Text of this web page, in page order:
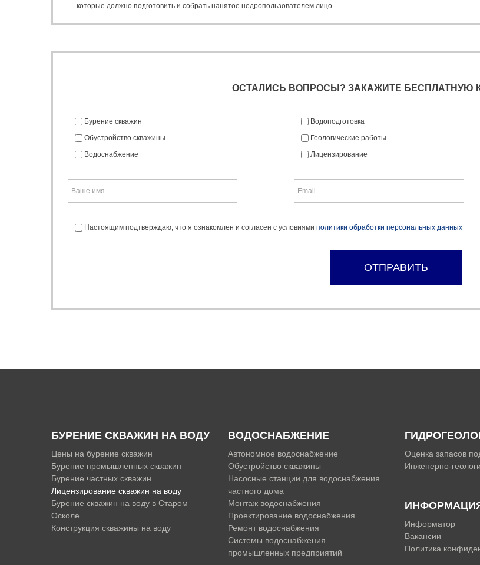
которые должно подготовить и собрать нанятое недропользователем лицо.
ОСТАЛИСЬ ВОПРОСЫ? ЗАКАЖИТЕ БЕСПЛАТНУЮ
Бурение скважин
Обустройство скважины
Водоснабжение
Водоподготовка
Геологические работы
Лицензирование
Настоящим подтверждаю, что я ознакомлен и согласен с условиями политики обработки персональных данных
БУРЕНИЕ СКВАЖИН НА ВОДУ
Цены на бурение скважин
Бурение промышленных скважин
Бурение частных скважин
Лицензирование скважин на воду
Бурение скважин на воду в Старом
Осколе
Конструкция скважины на воду
ВОДОСНАБЖЕНИЕ
Автономное водоснабжение
Обустройство скважины
Насосные станции для водоснабжения
частного дома
Монтаж водоснабжения
Проектирование водоснабжения
Ремонт водоснабжения
Системы водоснабжения
промышленных предприятий
Оценка запасов
Инженерно-
Информатор
Вакансии
Политика